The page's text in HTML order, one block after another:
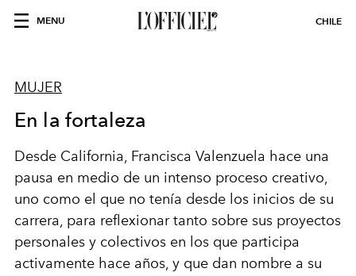
MENU CHILE
MUJER
En la fortaleza
Desde California, Francisca Valenzuela hace una
pausa en medio de un intenso proceso creativo,
uno como el que no tenía desde los inicios de su
carrera, para reflexionar tanto sobre sus proyectos
personales y colectivos en los que participa
activamente hace años, y que dan nombre a su